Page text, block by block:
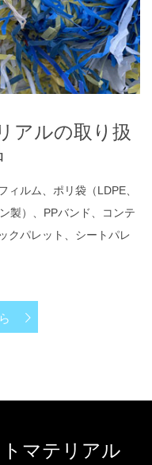
アルの取り扱
ルム、ポリ袋（LDPE、
製）、PPバンド、コンテ
クパレット、シートパレ
マテリアル